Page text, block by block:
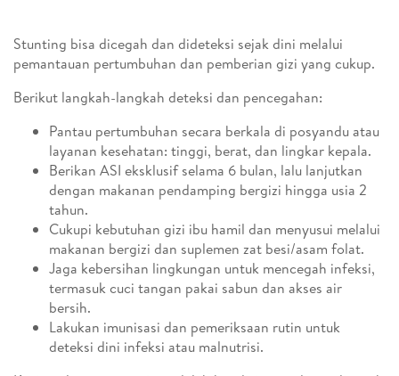
Stunting bisa dicegah dan dideteksi sejak dini melalui
pemantauan pertumbuhan dan pemberian gizi yang cukup.
Berikut langkah-langkah deteksi dan pencegahan:
Pantau pertumbuhan secara berkala di posyandu atau
layanan kesehatan: tinggi, berat, dan lingkar kepala.
Berikan ASI eksklusif selama 6 bulan, lalu lanjutkan
dengan makanan pendamping bergizi hingga usia 2
tahun.
Cukupi kebutuhan gizi ibu hamil dan menyusui melalui
makanan bergizi dan suplemen zat besi/asam folat.
Jaga kebersihan lingkungan untuk mencegah infeksi,
termasuk cuci tangan pakai sabun dan akses air
bersih.
Lakukan imunisasi dan pemeriksaan rutin untuk
deteksi dini infeksi atau malnutrisi.